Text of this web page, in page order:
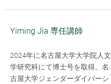
Yiming Jia 専任講師
2024年に名古屋大学大学院人文
学研究科にて博士号を取得。名
古屋大学ジェンダーダイバーシ